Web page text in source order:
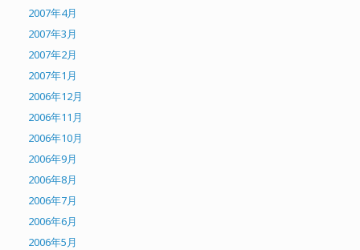
2007年4月
2007年3月
2007年2月
2007年1月
2006年12月
2006年11月
2006年10月
2006年9月
2006年8月
2006年7月
2006年6月
2006年5月